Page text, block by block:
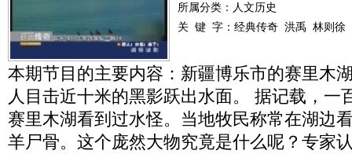
所属分类：人文历史
关 键 字： 经典传奇 洪禹 林则徐
本期节目的主要内容：新疆博乐市的赛里木
人目击近十米的黑影跃出水面。 据记载，一
赛里木湖看到过水怪。当地牧民称常在湖边
羊尸骨。这个庞然大物究竟是什么呢？专家